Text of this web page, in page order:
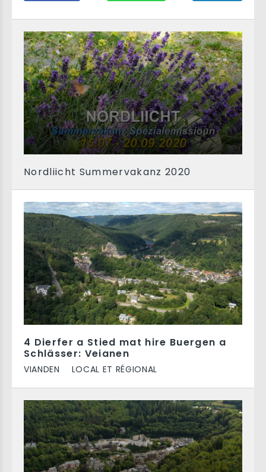
Nordliicht Summervakanz 2020
4 Dierfer a Stied mat hire Buergen a
Schlässer: Veianen
VIANDEN LOCAL ET RÉGIONAL